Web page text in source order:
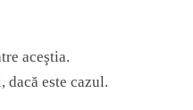
aceştia.
este cazul.